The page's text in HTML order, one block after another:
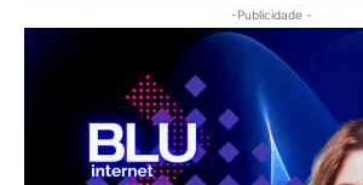
-Publicidade -